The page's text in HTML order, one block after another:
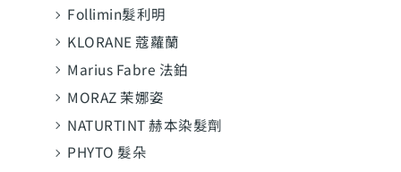
Follimin髮利明
KLORANE 蔻蘿蘭
Marius Fabre 法鉑
MORAZ 茉娜姿
NATURTINT 赫本染髮劑
PHYTO 髮朵